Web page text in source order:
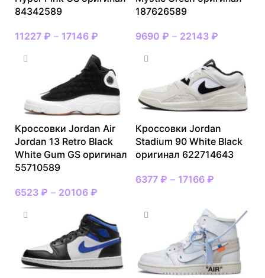
84342589
11227 ₽ – 17146 ₽
187626589
9690 ₽ – 22143 ₽
Кроссовки Jordan Air
Jordan 13 Retro Black
White Gum GS оригинал
55710589
6523 ₽ – 20106 ₽
Кроссовки Jordan
Stadium 90 White Black
оригинал 622714643
6377 ₽ – 17166 ₽